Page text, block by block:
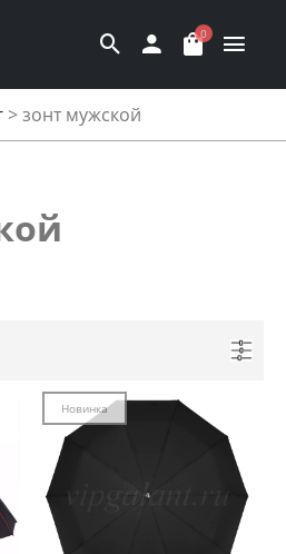
0
>зонт мужской
Новинка